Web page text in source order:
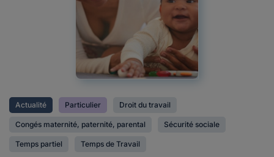
Actualité Particulier Droit du travail
Congés maternité, paternité, parental Sécurité sociale
Temps partiel Temps de Travail